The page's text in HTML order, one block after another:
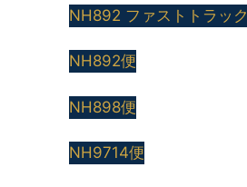
NH892 ファストトラック
NH892便
NH898便
NH9714便